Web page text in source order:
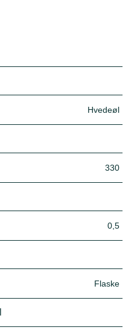
Hvedeøl
330
0,5
Flaske